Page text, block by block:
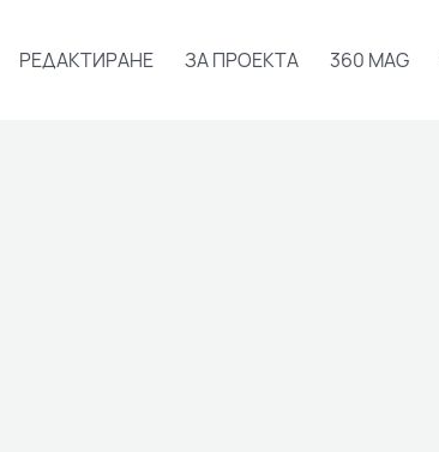
РЕДАКТИРАНЕ ЗА ПРОЕКТА 360 MAG